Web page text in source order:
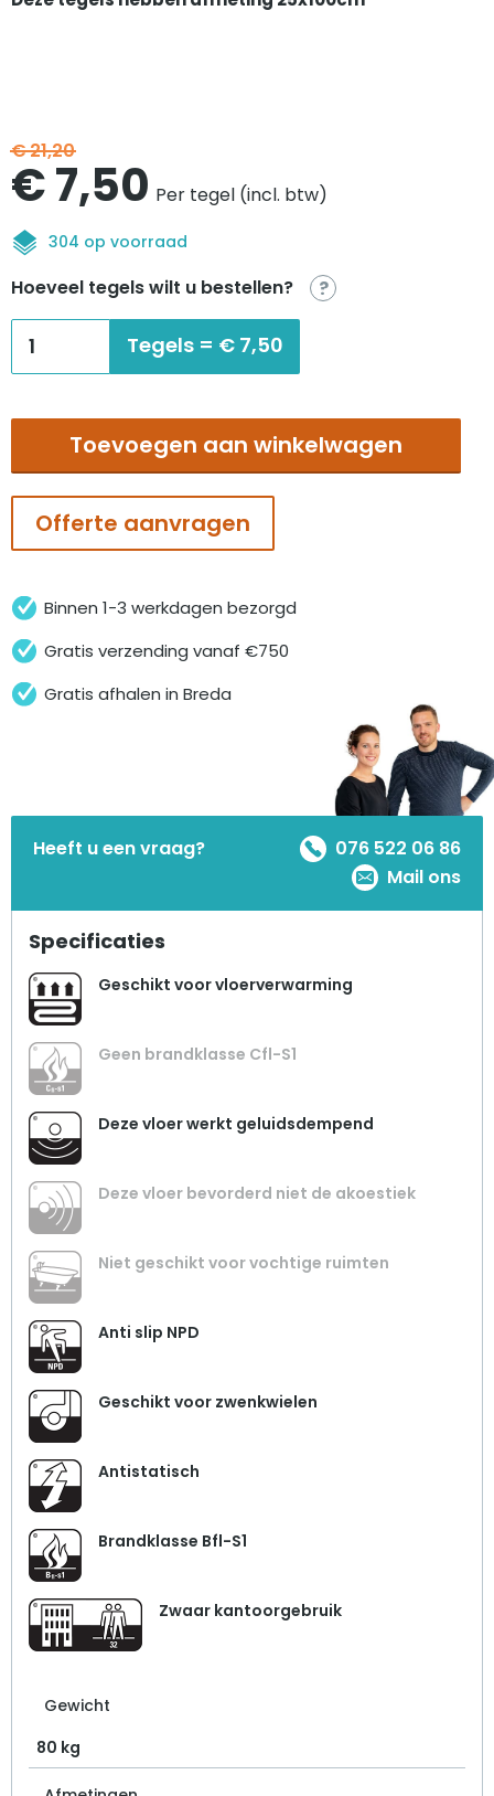
€21,20
Oorspronkelijke
prijs
was:
€21,20.
€7,50Huidige
prijs
is:
€7,50.
Per tegel (incl. btw)
304 op voorraad
Hoeveel tegels wilt u bestellen? ?
hues
aantal
Tegels = € 7,50
Toevoegen aan winkelwagen
Offerte aanvragen
Binnen 1-3 werkdagen bezorgd
Gratis verzending vanaf €750
Gratis afhalen in Breda
Heeft u een vraag?
076 522 06 86
Mail ons
Specificaties
Geschikt voor vloerverwarming
Geen brandklasse Cfl-S1
Deze vloer werkt geluidsdempend
Deze vloer bevorderd niet de akoestiek
Niet geschikt voor vochtige ruimten
Anti slip NPD
Geschikt voor zwenkwielen
Antistatisch
Brandklasse Bfl-S1
Zwaar kantoorgebruik
Gewicht
80 kg